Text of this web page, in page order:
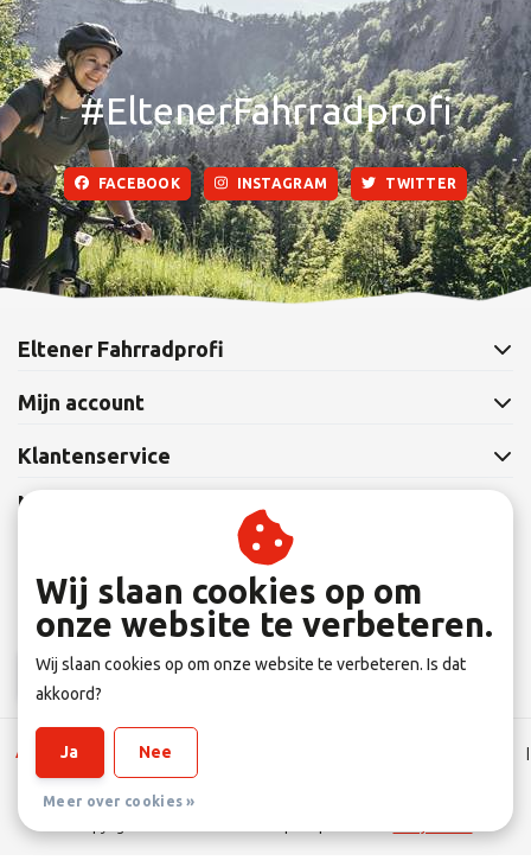
#EltenerFahrradprofi
FACEBOOK INSTAGRAM TWITTER
Eltener Fahrradprofi
Mijn account
Klantenservice
Nieuwsbrief
Abonneer je op onze nieuwsbrief om op de hoogte te blijven.
Abonneer
Algemene Leverings voorwaarden
|
Sitemap
Wij slaan cookies op om
onze website te verbeteren.
Wij slaan cookies op om onze website te verbeteren. Is dat
akkoord?
Ja Nee
Meer over cookies »